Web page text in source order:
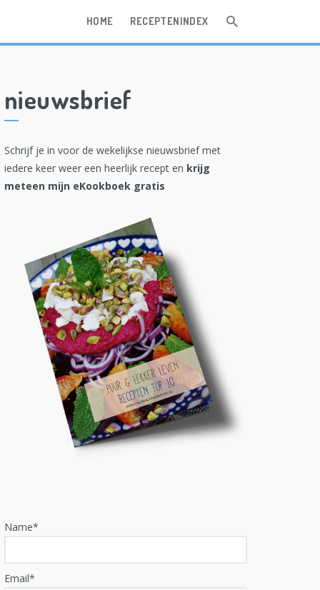
HOME RECEPTENINDEX
nieuwsbrief
Schrijf je in voor de wekelijkse nieuwsbrief met
iedere keer weer een heerlijk recept en krijg
meteen mijn eKookboek gratis
Name*
Email*